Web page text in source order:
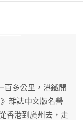
百多公里，港鐵開
雜誌中文版名譽
香港到廣州去，走